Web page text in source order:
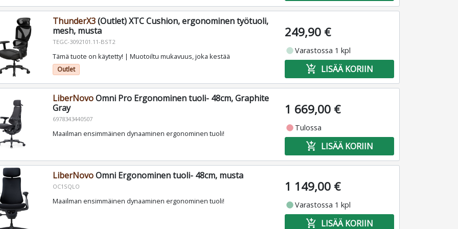
ThunderX3(Outlet) XTC Cushion, ergonominen työtuoli,
mesh, musta
TEGC-3092101.11-BST2
Tämä tuote on käytetty! | Muotoiltu mukavuus, joka kestää
Outlet
249,90 €
fiber_manual_recordVarastossa 1 kpl
add_shopping_cart LISÄÄ KORIIN
LiberNovoOmni Pro Ergonominen tuoli- 48cm, Graphite
Gray
6978343440507
Maailman ensimmäinen dynaaminen ergonominen tuoli!
1 669,00 €
fiber_manual_record Tulossa
add_shopping_cart LISÄÄ KORIIN
LiberNovoOmni Ergonominen tuoli- 48cm, musta
OC1SQLO
Maailman ensimmäinen dynaaminen ergonominen tuoli!
1 149,00 €
fiber_manual_recordVarastossa 1 kpl
add_shopping_cart LISÄÄ KORIIN